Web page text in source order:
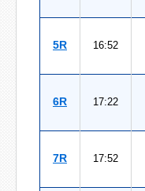
5R 16:52
6R 17:22
7R 17:52